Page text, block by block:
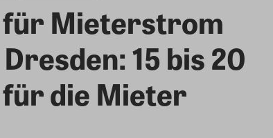
für Mieterstrom
15 bis 20
die Mieter